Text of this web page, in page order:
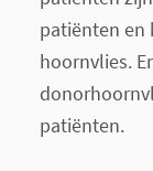
patiënten en
hoornvlies.
patiënten.